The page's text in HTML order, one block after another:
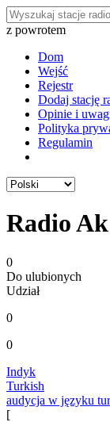
z powrotem
Dom
Wejść
Rejestr
Dodaj stację
Opinie i
Polityka
Regulamin
Radio Ak
0
Do ulubionych
Udział
0
0
Indyk
Turkish
audycja w języku
[